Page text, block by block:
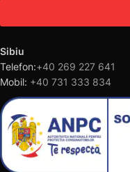
Sibiu
Telefon:+40 269 227 641
Mobil: +40 731 333 834